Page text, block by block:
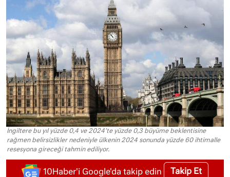
İngiltere bu yıl yüzde 0,4 ve 2024'te yüzde 0,3 büyüme beklentisine
rağmen belirsizlikler nedeniyle ülkenin 2024 sonunda yüzde 60 ihtimalle
resesyona gireceği tahmin ediliyor.
10Haber'i Google'da takip edin Takip Et